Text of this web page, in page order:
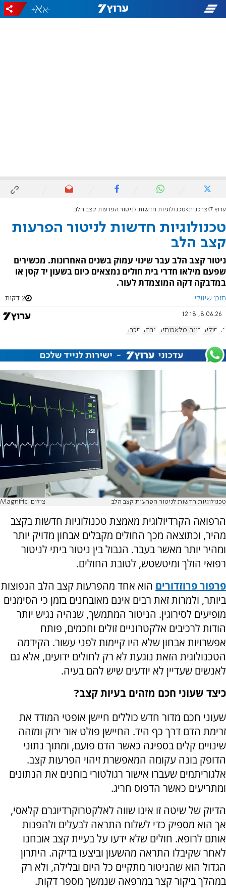
-
+
ערוץ 7 צרכנות טכנולוגיות חדשות לניטור הפרעות קצב הלב
טכנולוגיות חדשות לניטור הפרעות
קצב הלב
ניטור קצב הלב עבר שינוי עמוק בשנים האחרונות. מכשירים
שפעם מילאו חדרי בית חולים נמצאים כיום בשעון יד קטן או
במדבקה דקה המוצמדת לעור.
תוכן שיווקי 2 דקות
8.06.26, 12:18
לב חולים בינה מלאכותית אבחון סכרת
טכנולוגיות חדשות לניטור הפרעות קצב הלב צילום: Magnific
הרפואה הקרדיולוגית מאמצת טכנולוגיות חדשות בקצב
מהיר, וכתוצאה מכך החולים מקבלים אבחון מדויק יותר
ומהיר יותר מאשר בעבר. הגבול בין ניטור ביתי לניטור
רפואי הולך ומיטשטש, לטובת החולים.
פרפור פרוזדורים הוא אחד מהפרעות קצב הלב הנפוצות
ביותר, ולמרות זאת רבים אינם מאובחנים בזמן כי הסימנים
מופיעים לסירוגין. הניטור המתמשך, שנהיה נגיש יותר
הודות לרכיבים אלקטרוניים זולים וחכמים, פותח
אפשרויות אבחון שלא היו קיימות לפני עשור. הקידמה
הטכנולוגית הזאת נוגעת לא רק לחולים ידועים, אלא גם
לאנשים שעדיין לא יודעים שיש להם בעיה.
כיצד שעוני חכם מזהים בעיות קצב?
שעוני חכם מדור חדש כוללים חיישן אופטי המודד את
זרימת הדם דרך כף היד. החיישן פולט אור ירוק ומזהה
שינויים קלים בספיגה כאשר הדם פועם, ומתוך נתוני
הדופק בונה עקומה המאפשרת זיהוי הפרעות קצב.
אלגוריתמים שעברו אישור רגולטורי בוחנים את הנתונים
ומתריעים כאשר הדפוס חריג.
הדיוק של שיטה זו אינו שווה לאלקטרוקרדיוגרם קלאסי,
אך הוא מספיק כדי לשלוח התראה לבעלים ולהפנות
אותם לרופא. חולים שלא ידעו על בעיית קצב אובחנו
לאחר שקיבלו התראה מהשעון וביצעו בדיקה. היתרון
הגדול הוא שהניטור מתקיים כל היום ובלילה, ולא רק
במהלך ביקור קצר במרפאה שנמשך מספר דקות.